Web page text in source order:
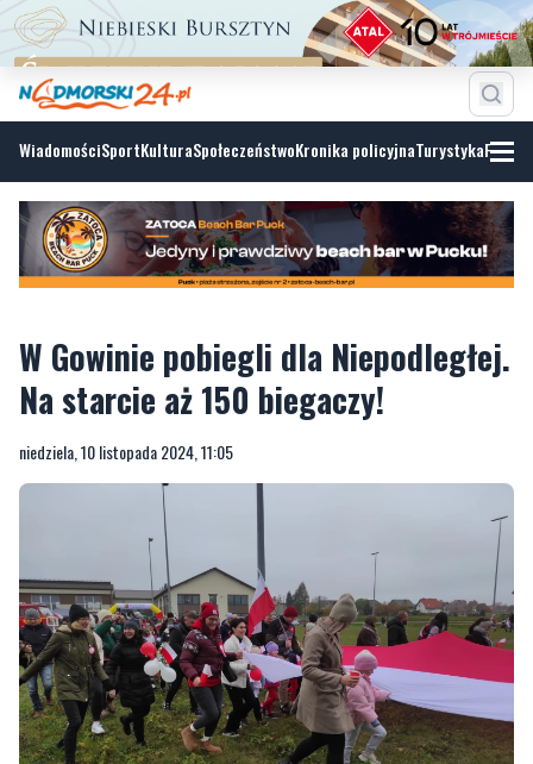
WiadomościSportKulturaSpołeczeństwoKronika policyjnaTurystyka
W Gowinie pobiegli dla Niepodległej.
niedziela, 10 listopada 2024, 11:05
FOT. VASYL KYRNYS